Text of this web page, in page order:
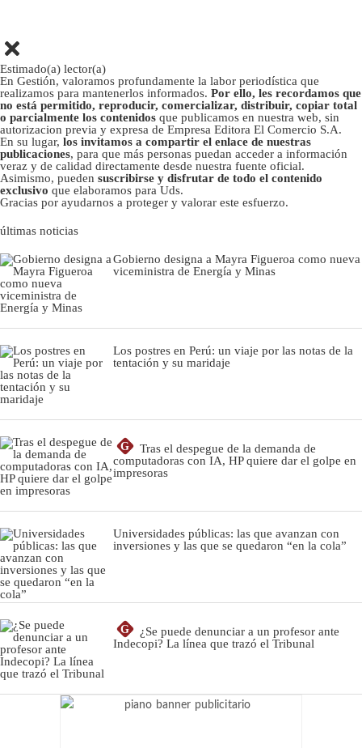
Estimado(a) lector(a)
En Gestión, valoramos profundamente la labor periodística que
realizamos para mantenerlos informados. Por ello, les recordamos que
no está permitido, reproducir, comercializar, distribuir, copiar total
o parcialmente los contenidos que publicamos en nuestra web, sin
autorizacion previa y expresa de Empresa Editora El Comercio S.A.
En su lugar, los invitamos a compartir el enlace de nuestras
publicaciones, para que más personas puedan acceder a información
veraz y de calidad directamente desde nuestra fuente oficial.
Asimismo, pueden suscribirse y disfrutar de todo el contenido
exclusivo que elaboramos para Uds.
Gracias por ayudarnos a proteger y valorar este esfuerzo.
últimas noticias
Gobierno designa a Mayra Figueroa como nueva
viceministra de Energía y Minas
Los postres en Perú: un viaje por las notas de la
tentación y su maridaje
G
Tras el despegue de la demanda de
computadoras con IA, HP quiere dar el golpe en
impresoras
Universidades públicas: las que avanzan con
inversiones y las que se quedaron “en la cola”
G
¿Se puede denunciar a un profesor ante
Indecopi? La línea que trazó el Tribunal